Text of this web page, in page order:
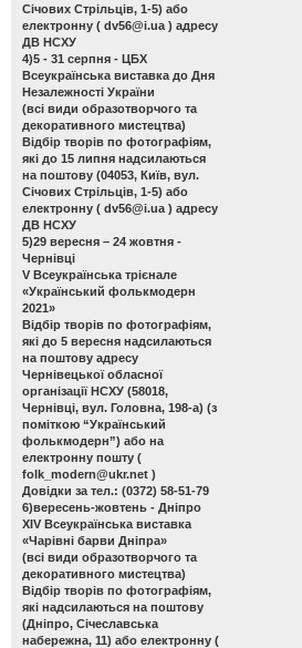
Січових Стрільців, 1-5) або
електронну ( dv56@i.ua ) адресу
ДВ НСХУ
4)5 - 31 серпня - ЦБХ
Всеукраїнська виставка до Дня
Незалежності України
(всі види образотворчого та
декоративного мистецтва)
Відбір творів по фотографіям,
які до 15 липня надсилаються
на поштову (04053, Київ, вул.
Січових Стрільців, 1-5) або
електронну ( dv56@i.ua ) адресу
ДВ НСХУ
5)29 вересня – 24 жовтня -
Чернівці
V Всеукраїнська трієнале
«Український фолькмодерн
2021»
Відбір творів по фотографіям,
які до 5 вересня надсилаються
на поштову адресу
Чернівецької обласної
організації НСХУ (58018,
Чернівці, вул. Головна, 198-а) (з
поміткою “Український
фолькмодерн”) або на
електронну пошту (
folk_modern@ukr.net )
Довідки за тел.: (0372) 58-51-79
6)вересень-жовтень - Дніпро
ХІV Всеукраїнська виставка
«Чарівні барви Дніпра»
(всі види образотворчого та
декоративного мистецтва)
Відбір творів по фотографіям,
які надсилаються на поштову
(Дніпро, Січеславська
набережна, 11) або електронну (